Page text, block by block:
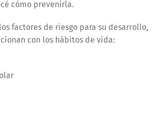
cómo prevenirla.
factores de riesgo para su desarrollo,
con los hábitos de vida: